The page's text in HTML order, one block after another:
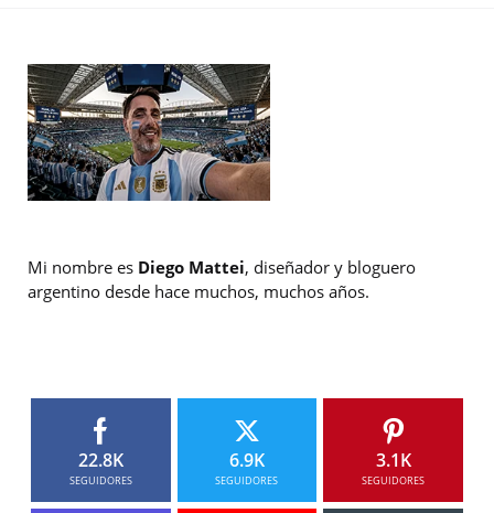
Mi nombre es Diego Mattei, diseñador y bloguero
argentino desde hace muchos, muchos años.
22.8K
SEGUIDORES
6.9K
SEGUIDORES
3.1K
SEGUIDORES